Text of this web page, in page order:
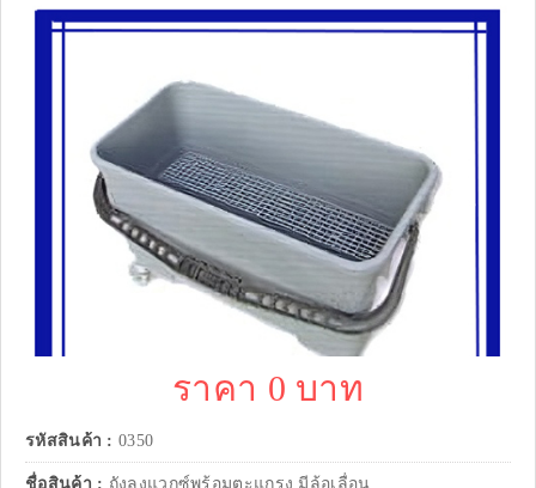
ราคา 0 บาท
รหัสสินค้า : 0350
ชื่อสินค้า : ถังลงแวกซ์พร้อมตะแกรง มีล้อเลื่อน